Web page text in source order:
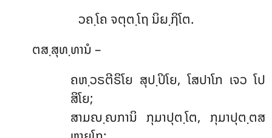
ວຄ຺ໂຄ ຈຕຸຕ຺ໂຖ ນິຏ຺ຐິໂຕ.
ຕສ຺ສຸທ຺ທານໍ –
ຄຫ຺ວຣຕີຣິໂຍ ສຸປ຺ປິໂຍ, ໂສປາໂກ ເຈວ ໂປ
ສິໂຍ;
ສາມຎ຺ຎການິ ກຸມາປຸຕ຺ໂຕ, ກຸມາປຸຕ຺ຕສ